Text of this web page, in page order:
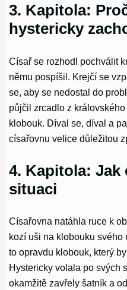
3. Kapitola:
hystericky
Císař se rozhodl pochválit
němu pospíšil. Krejčí se
se, aby se nedostal do
půjčil zrcadlo z
klobouk. Díval se, díval a
císařovnu velice důležitou
4. Kapitola: Jak
situaci
Císařovna natáhla ruce k
kozí uši na klobouku
to opravdu klobouk, který
Hystericky volala po svých
okamžitě zavřely šatník a